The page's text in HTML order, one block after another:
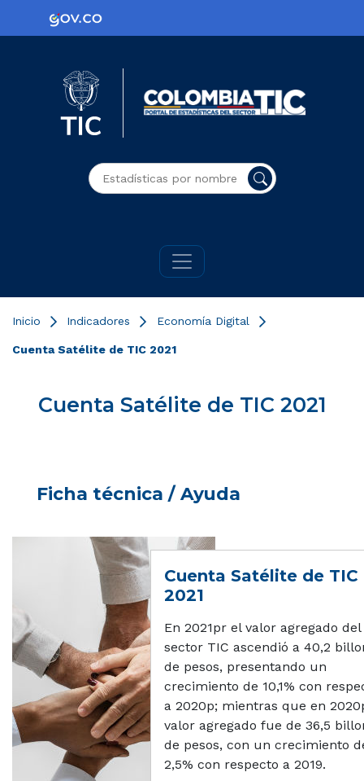
Logo Gobierno de Colombia
Buscador general
Inicio Indicadores Economía Digital
Cuenta Satélite de TIC 2021
Cuenta Satélite de TIC 2021
Ficha técnica / Ayuda
Cuenta Satélite de TIC
2021
En 2021pr el valor agregado del
sector TIC ascendió a 40,2
de pesos, presentando un
crecimiento de 10,1% con
a 2020p; mientras que en
valor agregado fue de 36,5
de pesos, con un crecimiento
2,5% con respecto a 2019.